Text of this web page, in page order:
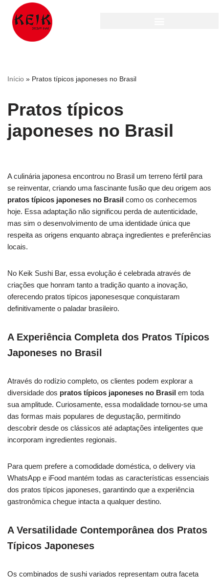
Pular
para
Início » Pratos típicos japoneses no Brasil
Pratos típicos
japoneses no Brasil
A culinária japonesa encontrou no Brasil um terreno fértil para
se reinventar, criando uma fascinante fusão que deu origem aos
pratos típicos japoneses no Brasil como os conhecemos
hoje. Essa adaptação não significou perda de autenticidade,
mas sim o desenvolvimento de uma identidade única que
respeita as origens enquanto abraça ingredientes e preferências
locais.
No Keik Sushi Bar, essa evolução é celebrada através de
criações que honram tanto a tradição quanto a inovação,
oferecendo pratos típicos japonesesque conquistaram
definitivamente o paladar brasileiro.
A Experiência Completa dos Pratos Típicos
Japoneses no Brasil
Através do rodízio completo, os clientes podem explorar a
diversidade dos pratos típicos japoneses no Brasil em toda
sua amplitude. Curiosamente, essa modalidade tornou-se uma
das formas mais populares de degustação, permitindo
descobrir desde os clássicos até adaptações inteligentes que
incorporam ingredientes regionais.
Para quem prefere a comodidade doméstica, o delivery via
WhatsApp e iFood mantém todas as características essenciais
dos pratos típicos japoneses, garantindo que a experiência
gastronômica chegue intacta a qualquer destino.
A Versatilidade Contemporânea dos Pratos
Típicos Japoneses
Os combinados de sushi variados representam outra faceta